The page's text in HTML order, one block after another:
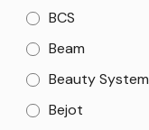
BCS
Beam
Beauty System
Bejot